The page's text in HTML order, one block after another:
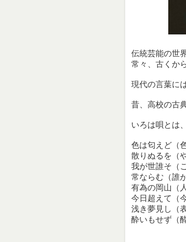
伝統芸能の世
常々、古くか
現代の言葉に
昔、高校の古
いろは唄とは
色は匂えど（
散りぬるを（
我が世誰そ（
常ならむ（誰
有為の岡山（
今日超えて（
浅き夢見し（
酔いもせず（